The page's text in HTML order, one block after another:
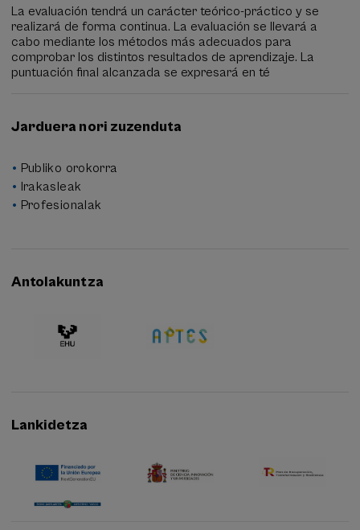
La evaluación tendrá un carácter teórico-práctico y se
realizará de forma continua. La evaluación se llevará a
cabo mediante los métodos más adecuados para
comprobar los distintos resultados de aprendizaje. La
puntuación final alcanzada se expresará en té
Jarduera nori zuzenduta
Publiko orokorra
Irakasleak
Profesionalak
Antolakuntza
Lankidetza